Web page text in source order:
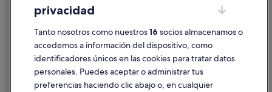
Información legal/contacto
Pautas sobre el contenido y cómo denunciar contenido
Ayuda
privacidad
Tanto nosotros como nuestros16 socios almacenamos o
accedemos a información del dispositivo, como
identificadores únicos en las cookies para tratar datos
personales. Puedes aceptar o administrar tus
preferencias haciendo clic abajo o, en cualquier